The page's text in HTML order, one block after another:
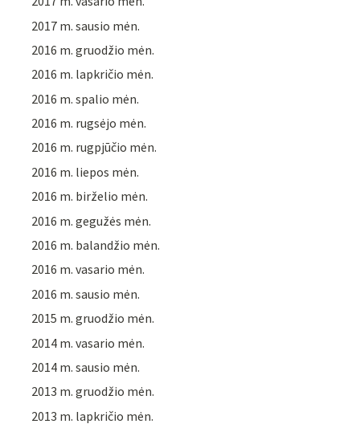
2017 m. sausio mėn.
2016 m. gruodžio mėn.
2016 m. lapkričio mėn.
2016 m. spalio mėn.
2016 m. rugsėjo mėn.
2016 m. rugpjūčio mėn.
2016 m. liepos mėn.
2016 m. birželio mėn.
2016 m. gegužės mėn.
2016 m. balandžio mėn.
2016 m. vasario mėn.
2016 m. sausio mėn.
2015 m. gruodžio mėn.
2014 m. vasario mėn.
2014 m. sausio mėn.
2013 m. gruodžio mėn.
2013 m. lapkričio mėn.